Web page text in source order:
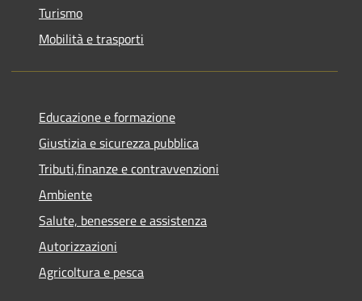
Turismo
Mobilità e trasporti
Educazione e formazione
Giustizia e sicurezza pubblica
Tributi,finanze e contravvenzioni
Ambiente
Salute, benessere e assistenza
Autorizzazioni
Agricoltura e pesca